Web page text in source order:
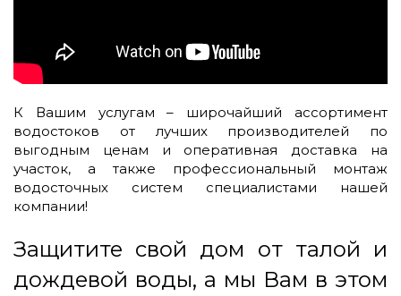
К Вашим услугам – широчайший ассортимент
водостоков от лучших производителей по
выгодным ценам и оперативная доставка на
участок, а также профессиональный монтаж
водосточных систем специалистами нашей
компании!
Защитите свой дом от талой и
дождевой воды, а мы Вам в этом